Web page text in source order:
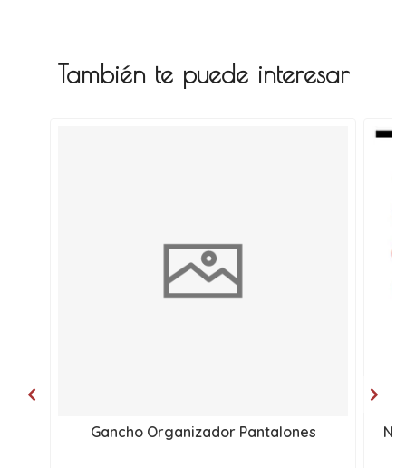
También te puede interesar
Gancho Organizador Pantalones